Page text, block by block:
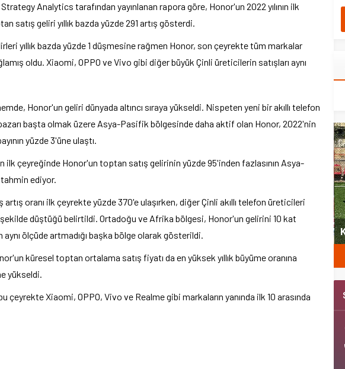
Analytics tarafından yayınlanan rapora göre, Honor'un 2022 yılının ilk
satış geliri yıllık bazda yüzde 291 artış gösterdi.
yıllık bazda yüzde 1 düşmesine rağmen Honor, son çeyrekte tüm markalar
oldu. Xiaomi, OPPO ve Vivo gibi diğer büyük Çinli üreticilerin satışları aynı
Honor'un geliri dünyada altıncı sıraya yükseldi. Nispeten yeni bir akıllı telefon
başta olmak üzere Asya-Pasifik bölgesinde daha aktif olan Honor, 2022'nin
yüzde 3'üne ulaştı.
ilk çeyreğinde Honor'un toptan satış gelirinin yüzde 95'inden fazlasının Asya-
ediyor.
artış oranı ilk çeyrekte yüzde 370'e ulaşırken, diğer Çinli akıllı telefon üreticileri
şekilde düştüğü belirtildi. Ortadoğu ve Afrika bölgesi, Honor'un gelirini 10 kat
aynı ölçüde artmadığı başka bölge olarak gösterildi.
küresel toptan ortalama satış fiyatı da en yüksek yıllık büyüme oranına
yükseldi.
Xiaomi, OPPO, Vivo ve Realme gibi markaların yanında ilk 10 arasında
Spor Kulübüne yeni
Şubat’ta spor ve heyecan var